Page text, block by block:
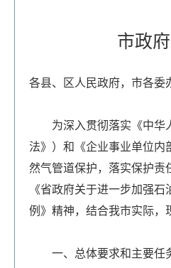
市政
各县、区人民政府，市各委
为深入贯彻落实《中华人
法》）和《企业事业单位内
然气管道保护，落实保护责
《省政府关于进一步加强
例》精神，结合我市实际，
一、总体要求和主要任